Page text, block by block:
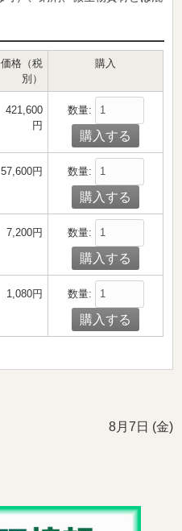
価格（税
別）
購入
421,600
円
数量:
57,600円 数量:
7,200円 数量:
1,080円 数量:
8月7日 (金)